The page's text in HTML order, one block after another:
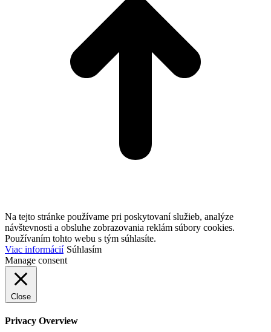
Na tejto stránke používame pri poskytovaní služieb, analýze
návštevnosti a obsluhe zobrazovania reklám súbory cookies.
Používaním tohto webu s tým súhlasíte.
Viac informácií Súhlasím
Manage consent
Close
Privacy Overview